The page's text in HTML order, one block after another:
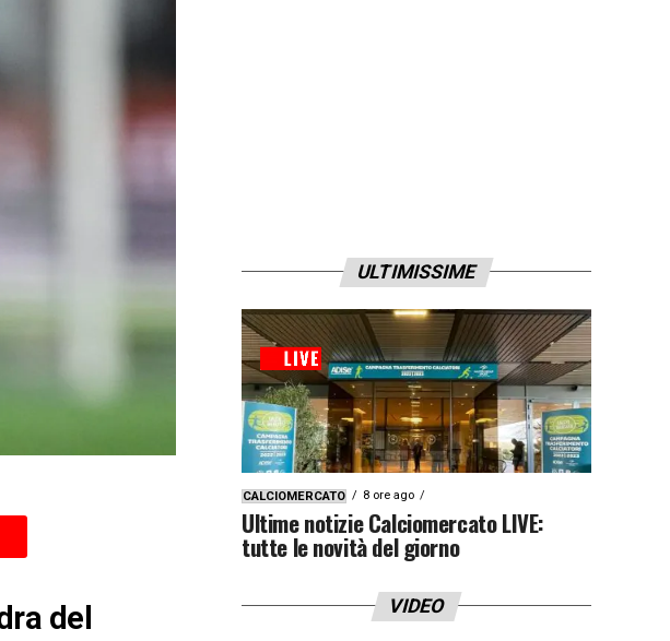
del
ULTIMISSIME
CALCIOMERCATO 8 ore ago
Ultime notizie Calciomercato LIVE:
tutte le novità del giorno
VIDEO